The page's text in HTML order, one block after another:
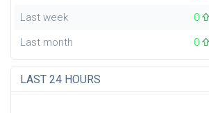
Last week
0
Last month
0
LAST 24 HOURS